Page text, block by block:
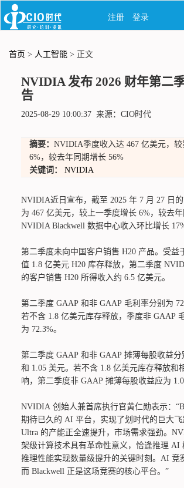
首页 > 人工智能 > 正文
NVIDIA 发布 2026 财年第二
告
2025-08-29 10:00:37 来源：CIO时代
摘要： NVIDIA季度收入达 467 亿美元，
6%，较去年同期增长 56%
关键词：
NVIDIA
NVIDIA近日宣布，截至 2025 年 7 月 27 日
为 467 亿美元，较上一季度增长 6%，较去年
NVIDIA Blackwell 数据中心收入环比增长
第二季度未向中国客户销售 H20 产品。受益
值 1.8 亿美元 H20 库存释放，第二季度
的客户销售 H20 所得收入约 6.5 亿美元。
第二季度 GAAP 和非 GAAP 毛利率分别为
若不含 1.8 亿美元库存释放，季度非 GAAP
为 72.3%。
第二季度 GAAP 和非 GAAP 摊薄每股收益分
和 1.05 美元。若不含 1.8 亿美元库存释放和
响，第二季度非 GAAP 摊薄每股收益应为
NVIDIA 创始人兼首席执行官黄仁勋表示：
期待已久的 AI 平台，实现了划时代的巨大飞
Ultra 的产能正全速提升，市场需求强劲。
架级计算技术具有革命性意义，恰逢推理 AI
推理性能实现数量级提升的关键时刻。AI 竞
而 Blackwell 正是这场竞赛的核心平台。”